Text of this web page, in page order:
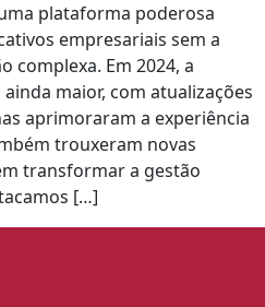
plataforma poderosa
empresariais sem a
complexa. Em 2024, a
maior, com atualizações
aprimoraram a experiência
trouxeram novas
transformar a gestão
[…]